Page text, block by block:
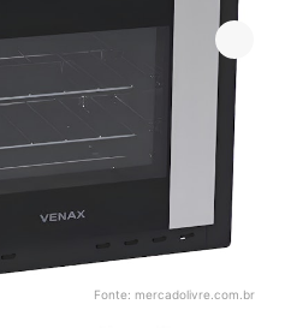
Fonte: mercadolivre.com.br